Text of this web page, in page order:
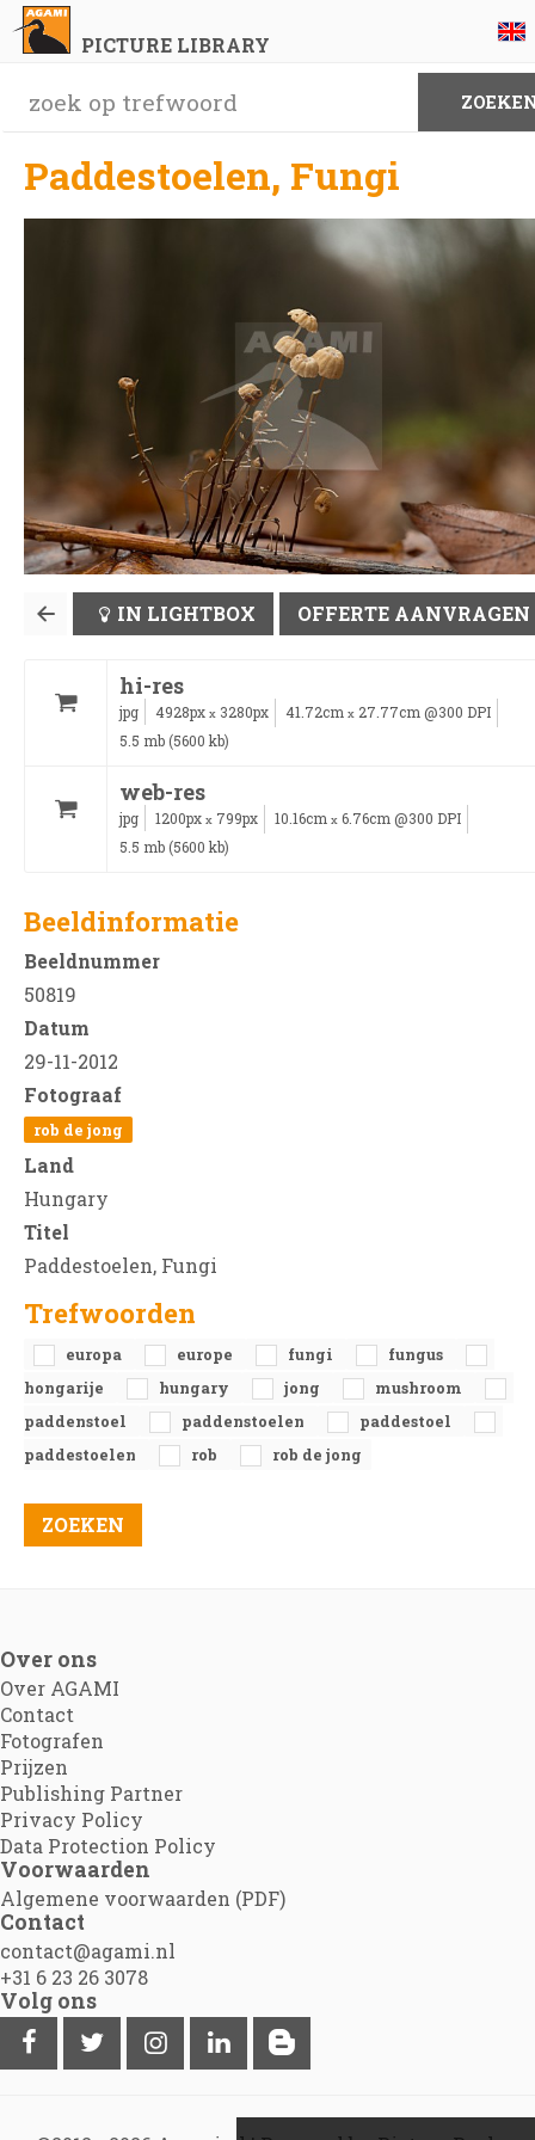
PICTURE LIBRARY
Paddestoelen, Fungi
IN LIGHTBOX OFFERTE AANVRAGEN
hi-res
jpg 4928px x 3280px 41.72cm x 27.77cm @300 DPI
5.5 mb (5600 kb)
web-res
jpg 1200px x 799px 10.16cm x 6.76cm @300 DPI
5.5 mb (5600 kb)
Beeldinformatie
Beeldnummer
50819
Datum
29-11-2012
Fotograaf
rob de jong
Land
Hungary
Titel
Paddestoelen, Fungi
Trefwoorden
europa europe fungi
fungus
hongarije
hungary jong
mushroom
paddenstoel
paddenstoelen
paddestoel
paddestoelen
rob rob de jong
Over ons
Over AGAMI
Contact
Fotografen
Prijzen
Publishing Partner
Privacy Policy
Data Protection Policy
Voorwaarden
Algemene voorwaarden (PDF)
Contact
contact@agami.nl
+31 6 23 26 3078
Volg ons